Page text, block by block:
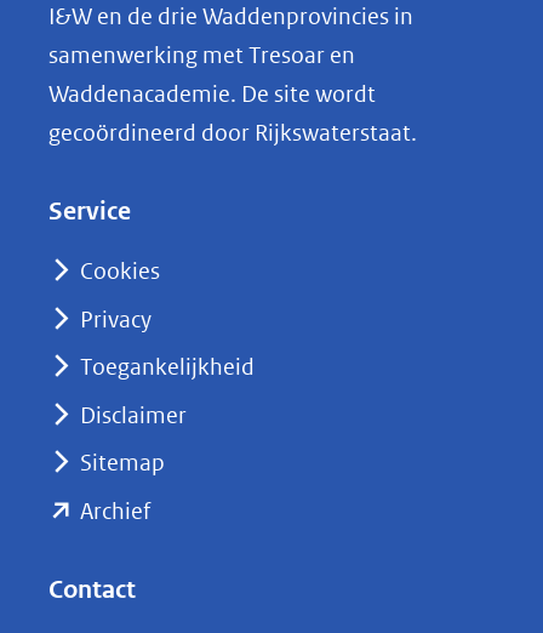
k
e
nieuw
naar
I&W en de drie Waddenprovincies in
samenwerking met Tresoar en
Waddenacademie. De site wordt
gecoördineerd door Rijkswaterstaat.
Service
Cookies
Privacy
Toegankelijkheid
Disclaimer
Sitemap
Archief(opent
Contact